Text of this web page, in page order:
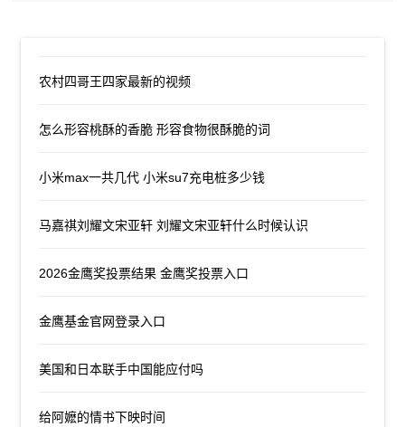
农村四哥王四家最新的视频
怎么形容桃酥的香脆 形容食物很酥脆的词
小米max一共几代 小米su7充电桩多少钱
马嘉祺刘耀文宋亚轩 刘耀文宋亚轩什么时候认识
2026金鹰奖投票结果 金鹰奖投票入口
金鹰基金官网登录入口
美国和日本联手中国能应付吗
给阿嬷的情书下映时间